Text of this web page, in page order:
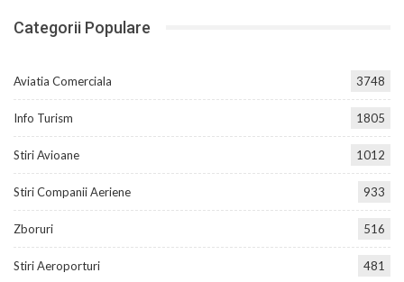
Categorii Populare
Aviatia Comerciala 3748
Info Turism 1805
Stiri Avioane 1012
Stiri Companii Aeriene 933
Zboruri 516
Stiri Aeroporturi 481